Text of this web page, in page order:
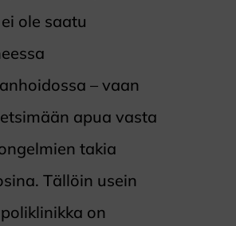
ole saatu
– vaan
apua vasta
takia
Tällöin usein
on